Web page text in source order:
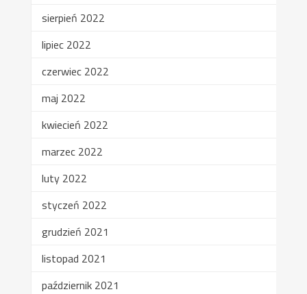
sierpień 2022
lipiec 2022
czerwiec 2022
maj 2022
kwiecień 2022
marzec 2022
luty 2022
styczeń 2022
grudzień 2021
listopad 2021
październik 2021